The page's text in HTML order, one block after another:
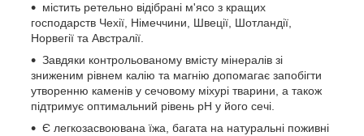
містить ретельно відібрані м'ясо з кращих
господарств Чехії, Німеччини, Швеції, Шотландії,
Норвегії та Австралії.
Завдяки контрольованому вмісту мінералів зі
зниженим рівнем калію та магнію допомагає запобігти
утворенню каменів у сечовому міхурі тварини, а також
підтримує оптимальний рівень рН у його сечі.
Є легкозасвоювана їжа, багата на натуральні поживні